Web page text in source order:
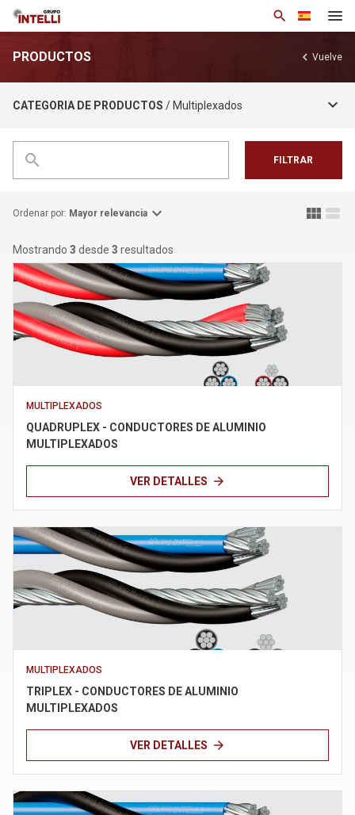
search
Institucional
Productos
Soluciones
Esparrow_drop_down
Política de privacidad
PRODUCTOS chevron_left Vuelve
CATEGORIA DE PRODUCTOS / Multiplexados keyboard_arrow_down
search FILTRAR
Mostrando 3 desde 3 resultados
view_module view_stream
Ordenar por: Mayor relevancia expand_more
MULTIPLEXADOS
QUADRUPLEX - CONDUCTORES DE ALUMINIO
MULTIPLEXADOS
VER DETALLES arrow_forward
MULTIPLEXADOS
TRIPLEX - CONDUCTORES DE ALUMINIO
MULTIPLEXADOS
VER DETALLES arrow_forward